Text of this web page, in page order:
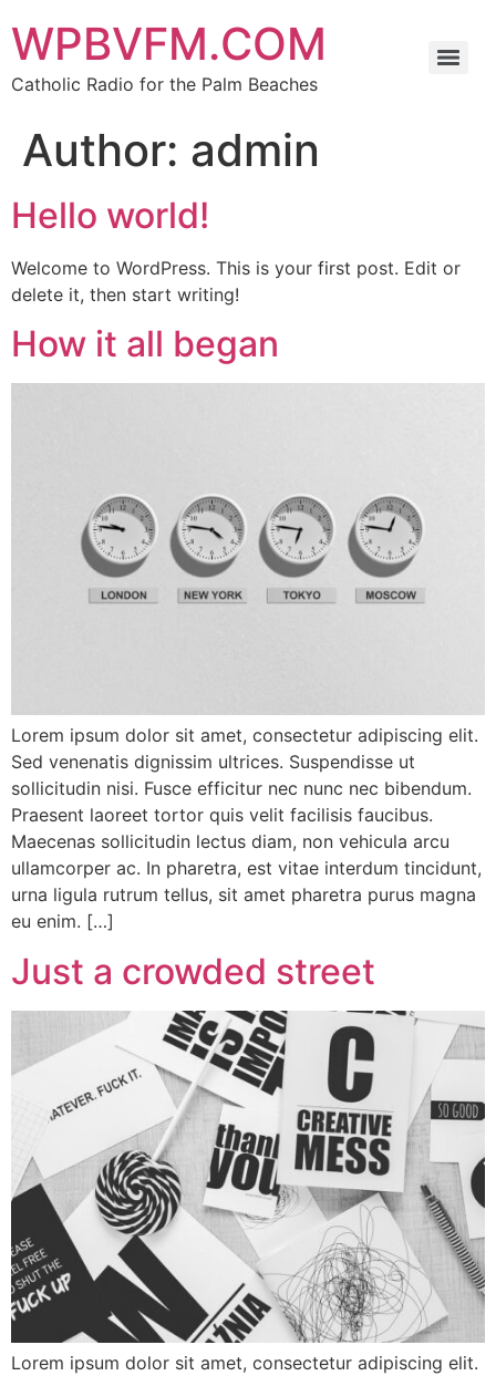
WPBVFM.COM
Catholic Radio for the Palm Beaches
Author: admin
Hello world!
Welcome to WordPress. This is your first post. Edit or
delete it, then start writing!
How it all began
Lorem ipsum dolor sit amet, consectetur adipiscing elit.
Sed venenatis dignissim ultrices. Suspendisse ut
sollicitudin nisi. Fusce efficitur nec nunc nec bibendum.
Praesent laoreet tortor quis velit facilisis faucibus.
Maecenas sollicitudin lectus diam, non vehicula arcu
ullamcorper ac. In pharetra, est vitae interdum tincidunt,
urna ligula rutrum tellus, sit amet pharetra purus magna
eu enim. […]
Just a crowded street
Lorem ipsum dolor sit amet, consectetur adipiscing elit.